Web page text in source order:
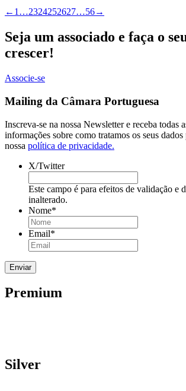
← 1 …2324252627…56→
Seja um associado e faça o
crescer!
Associe-se
Mailing da Câmara Portuguesa
Inscreva-se na nossa Newsletter e receba todas
informações sobre como tratamos os seus dados
nossa política de privacidade.
X/Twitter
Este campo é para efeitos de validação e
inalterado.
Nome*
Email*
Premium
Silver